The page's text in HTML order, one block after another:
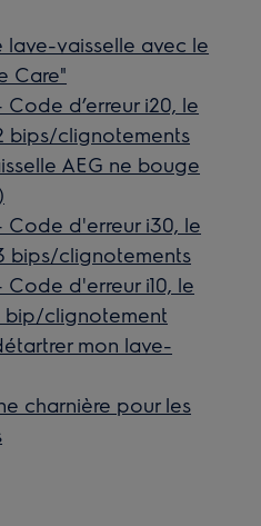
vaisselle avec le
Care"
d’erreur i20, le
bips/clignotements
AEG ne bouge
Code d'erreur i30, le
bips/clignotements
d'erreur i10, le
bip/clignotement
mon lave-
charnière pour les